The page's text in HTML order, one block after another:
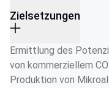
Zielsetzungen
Ermittlung des
von kommerziellem
Produktion von